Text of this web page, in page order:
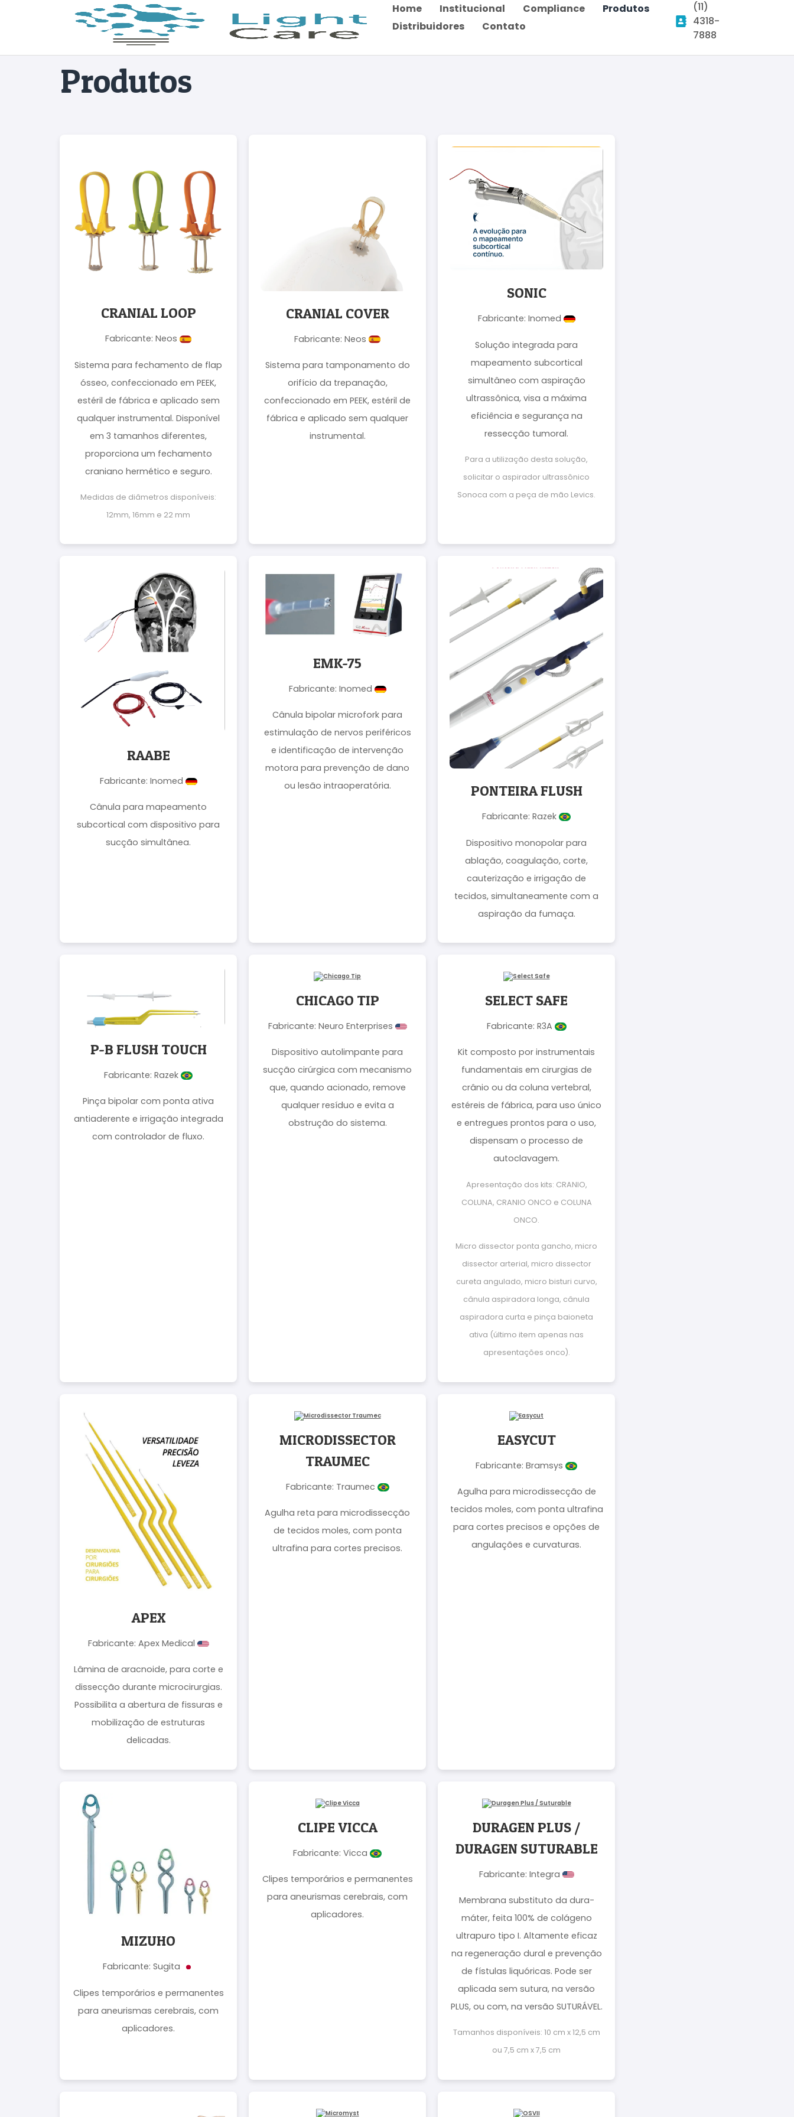
Home Institucional Compliance
Produtos
Distribuidores
Contato
(11)
4318-
7888
Produtos
CRANIAL LOOP
Fabricante: Neos
Sistema para fechamento de flap
ósseo, confeccionado em PEEK,
estéril de fábrica e aplicado sem
qualquer instrumental. Disponível
em 3 tamanhos diferentes,
proporciona um fechamento
craniano hermético e seguro.
Medidas de diâmetros disponíveis:
12mm, 16mm e 22 mm
CRANIAL COVER
Fabricante: Neos
Sistema para tamponamento do
orifício da trepanação,
confeccionado em PEEK, estéril de
fábrica e aplicado sem qualquer
instrumental.
SONIC
Fabricante: Inomed
Solução integrada para
mapeamento subcortical
simultâneo com aspiração
ultrassônica, visa a máxima
eficiência e segurança na
ressecção tumoral.
Para a utilização desta solução,
solicitar o aspirador ultrassônico
Sonoca com a peça de mão Levics.
RAABE
Fabricante: Inomed
Cânula para mapeamento
subcortical com dispositivo para
sucção simultânea.
EMK-75
Fabricante: Inomed
Cânula bipolar microfork para
estimulação de nervos periféricos
e identificação de intervenção
motora para prevenção de dano
ou lesão intraoperatória.
PONTEIRA FLUSH
Fabricante: Razek
Dispositivo monopolar para
ablação, coagulação, corte,
cauterização e irrigação de
tecidos, simultaneamente com a
aspiração da fumaça.
P-B FLUSH TOUCH
Fabricante: Razek
Pinça bipolar com ponta ativa
antiaderente e irrigação integrada
com controlador de fluxo.
CHICAGO TIP
Fabricante: Neuro Enterprises
Dispositivo autolimpante para
sucção cirúrgica com mecanismo
que, quando acionado, remove
qualquer resíduo e evita a
obstrução do sistema.
SELECT SAFE
Fabricante: R3A
Kit composto por instrumentais
fundamentais em cirurgias de
crânio ou da coluna vertebral,
estéreis de fábrica, para uso único
e entregues prontos para o uso,
dispensam o processo de
autoclavagem.
Apresentação dos kits: CRANIO,
COLUNA, CRANIO ONCO e COLUNA
ONCO.
Micro dissector ponta gancho, micro
dissector arterial, micro dissector
cureta angulado, micro bisturi curvo,
cânula aspiradora longa, cânula
aspiradora curta e pinça baioneta
ativa (último item apenas nas
apresentações onco).
APEX
Fabricante: Apex Medical
Lâmina de aracnoide, para corte e
dissecção durante microcirurgias.
Possibilita a abertura de fissuras e
mobilização de estruturas
delicadas.
MICRODISSECTOR
TRAUMEC
Fabricante: Traumec
Agulha reta para microdissecção
de tecidos moles, com ponta
ultrafina para cortes precisos.
EASYCUT
Fabricante: Bramsys
Agulha para microdissecção de
tecidos moles, com ponta ultrafina
para cortes precisos e opções de
angulações e curvaturas.
MIZUHO
Fabricante: Sugita
Clipes temporários e permanentes
para aneurismas cerebrais, com
aplicadores.
CLIPE VICCA
Fabricante: Vicca
Clipes temporários e permanentes
para aneurismas cerebrais, com
aplicadores.
DURAGEN PLUS /
DURAGEN SUTURABLE
Fabricante: Integra
Membrana substituto da dura-
máter, feita 100% de colágeno
ultrapuro tipo I. Altamente eficaz
na regeneração dural e prevenção
de fístulas liquóricas. Pode ser
aplicada sem sutura, na versão
PLUS, ou com, na versão SUTURÁVEL.
Tamanhos disponíveis: 10 cm x 12,5 cm
ou 7,5 cm x 7,5 cm